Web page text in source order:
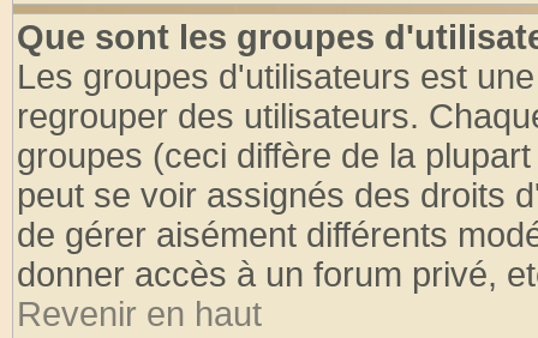
Que sont les groupes
Les groupes d'utilisateurs est
regrouper des utilisateurs.
groupes (ceci diffère de la
peut se voir assignés des droits
de gérer aisément différents
donner accès à un forum privé,
Revenir en haut